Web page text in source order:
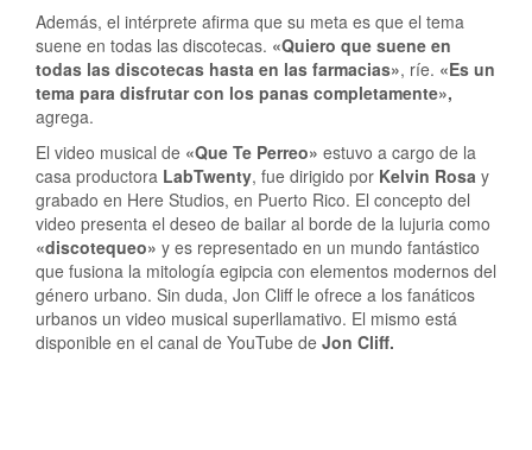
Además, el intérprete afirma que su meta es que el tema
suene en todas las discotecas. «Quiero que suene en
todas las discotecas hasta en las farmacias», ríe. «Es un
tema para disfrutar con los panas completamente»,
agrega.
El video musical de «Que Te Perreo» estuvo a cargo de la
casa productora LabTwenty, fue dirigido por Kelvin Rosa y
grabado en Here Studios, en Puerto Rico. El concepto del
video presenta el deseo de bailar al borde de la lujuria como
«discotequeo» y es representado en un mundo fantástico
que fusiona la mitología egipcia con elementos modernos del
género urbano. Sin duda, Jon Cliff le ofrece a los fanáticos
urbanos un video musical superllamativo. El mismo está
disponible en el canal de YouTube de Jon Cliff.